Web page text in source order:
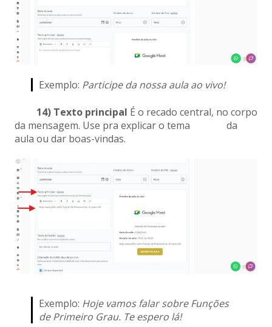
Exemplo: Participe da nossa aula ao vivo!
14) Texto principal É o recado central, no corpo
da mensagem. Use pra explicar o tema da
aula ou dar boas-vindas.
Exemplo: Hoje vamos falar sobre Funções
de Primeiro Grau. Te espero lá!